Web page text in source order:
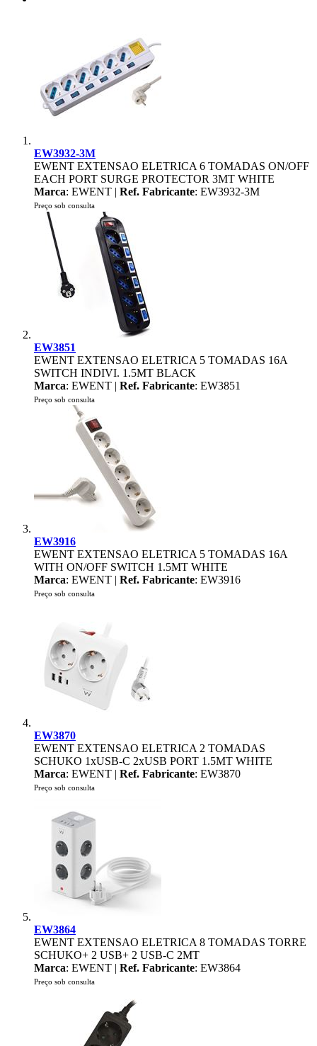
EW3932-3M
EWENT EXTENSAO ELETRICA 6 TOMADAS ON/OFF
EACH PORT SURGE PROTECTOR 3MT WHITE
Marca: EWENT | Ref. Fabricante: EW3932-3M
Preço sob consulta
EW3851
EWENT EXTENSAO ELETRICA 5 TOMADAS 16A
SWITCH INDIVI. 1.5MT BLACK
Marca: EWENT | Ref. Fabricante: EW3851
Preço sob consulta
EW3916
EWENT EXTENSAO ELETRICA 5 TOMADAS 16A
WITH ON/OFF SWITCH 1.5MT WHITE
Marca: EWENT | Ref. Fabricante: EW3916
Preço sob consulta
EW3870
EWENT EXTENSAO ELETRICA 2 TOMADAS
SCHUKO 1xUSB-C 2xUSB PORT 1.5MT WHITE
Marca: EWENT | Ref. Fabricante: EW3870
Preço sob consulta
EW3864
EWENT EXTENSAO ELETRICA 8 TOMADAS TORRE
SCHUKO+ 2 USB+ 2 USB-C 2MT
Marca: EWENT | Ref. Fabricante: EW3864
Preço sob consulta